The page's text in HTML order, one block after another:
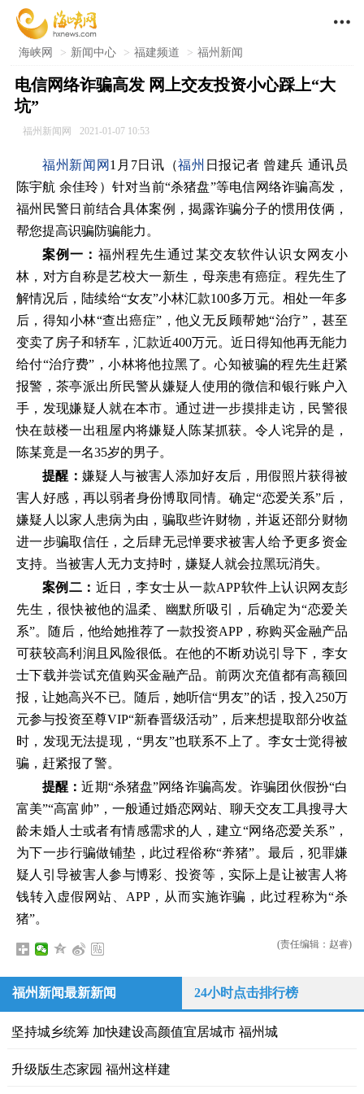

海峡网 > 新闻中心 > 福建频道 > 福州新闻
电信网络诈骗高发 网上交友投资小心踩上“大
坑”
福州新闻网 2021-01-07 10:53
福州新闻网 1月7日讯（福州 日报记者 曾建兵 通讯员
陈宇航 余佳玲）针对当前“杀猪盘”等电信网络诈骗高发，
福州民警日前结合具体案例，揭露诈骗分子的惯用伎俩，
帮您提高识骗防骗能力。
案例一： 福州程先生通过某交友软件认识女网友小
林，对方自称是艺校大一新生，母亲患有癌症。程先生了
解情况后，陆续给“女友”小林汇款100多万元。相处一年多
后，得知小林“查出癌症”，他义无反顾帮她“治疗”，甚至
变卖了房子和轿车，汇款近400万元。近日得知他再无能力
给付“治疗费”，小林将他拉黑了。心知被骗的程先生赶紧
报警，茶亭派出所民警从嫌疑人使用的微信和银行账户入
手，发现嫌疑人就在本市。通过进一步摸排走访，民警很
快在鼓楼一出租屋内将嫌疑人陈某抓获。令人诧异的是，
陈某竟是一名35岁的男子。
提醒：嫌疑人与被害人添加好友后，用假照片获得被
害人好感，再以弱者身份博取同情。确定“恋爱关系”后，
嫌疑人以家人患病为由，骗取些许财物，并返还部分财物
进一步骗取信任，之后肆无忌惮要求被害人给予更多资金
支持。当被害人无力支持时，嫌疑人就会拉黑玩消失。
案例二： 近日，李女士从一款APP软件上认识网友彭
先生，很快被他的温柔、幽默所吸引，后确定为“恋爱关
系”。随后，他给她推荐了一款投资APP，称购买金融产品
可获较高利润且风险很低。在他的不断劝说引导下，李女
士下载并尝试充值购买金融产品。前两次充值都有高额回
报，让她高兴不已。随后，她听信“男友”的话，投入250万
元参与投资至尊VIP“新春晋级活动”，后来想提取部分收益
时，发现无法提现，“男友”也联系不上了。李女士觉得被
骗，赶紧报了警。
提醒：近期“杀猪盘”网络诈骗高发。诈骗团伙假扮“白
富美”“高富帅”，一般通过婚恋网站、聊天交友工具搜寻大
龄未婚人士或者有情感需求的人，建立“网络恋爱关系”，
为下一步行骗做铺垫，此过程俗称“养猪”。最后，犯罪嫌
疑人引导被害人参与博彩、投资等，实际上是让被害人将
钱转入虚假网站、APP，从而实施诈骗，此过程称为“杀
猪”。
(责任编辑：赵睿)
福州新闻最新新闻 24小时点击排行榜
坚持城乡统筹 加快建设高颜值宜居城市 福州城
升级版生态家园 福州这样建